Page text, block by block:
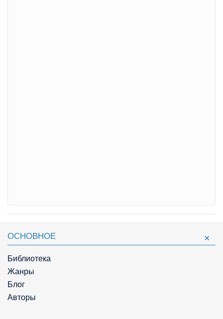
ОСНОВНОЕ
Библиотека
Жанры
Блог
Авторы